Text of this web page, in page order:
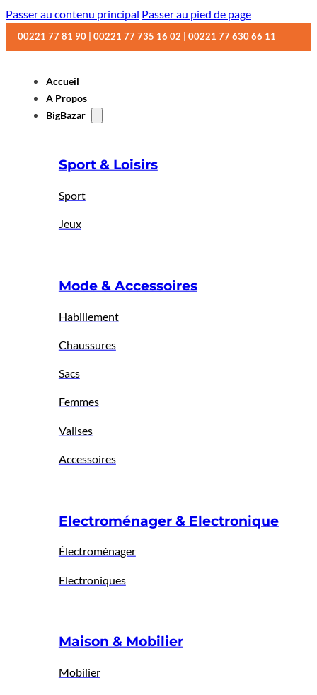
Passer au contenu principal Passer au pied de page
00221 77 81 90 | 00221 77 735 16 02 | 00221 77 630 66 11
Accueil
A Propos
BigBazar
Sport & Loisirs
Sport
Jeux
Mode & Accessoires
Habillement
Chaussures
Sacs
Femmes
Valises
Accessoires
Electroménager & Electronique
Électroménager
Electroniques
Maison & Mobilier
Mobilier